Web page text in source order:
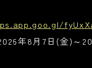
年8月7日(金)～